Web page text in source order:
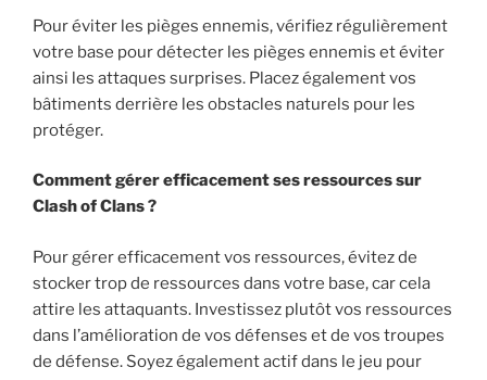
Pour éviter les pièges ennemis, vérifiez régulièrement
votre base pour détecter les pièges ennemis et éviter
ainsi les attaques surprises. Placez également vos
bâtiments derrière les obstacles naturels pour les
protéger.
Comment gérer efficacement ses ressources sur
Clash of Clans ?
Pour gérer efficacement vos ressources, évitez de
stocker trop de ressources dans votre base, car cela
attire les attaquants. Investissez plutôt vos ressources
dans l’amélioration de vos défenses et de vos troupes
de défense. Soyez également actif dans le jeu pour